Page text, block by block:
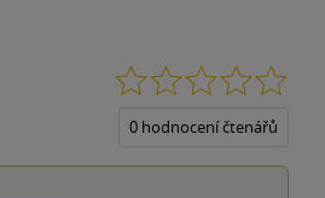
0 hodnocení čtenářů